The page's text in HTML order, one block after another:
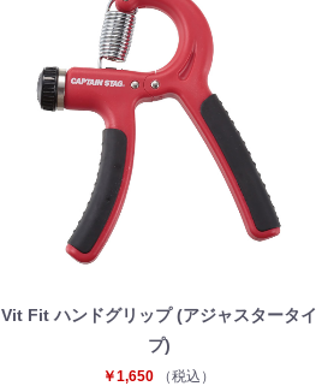
Vit Fit ハンドグリップ (アジャスタータイ
プ)
￥1,650 （税込）